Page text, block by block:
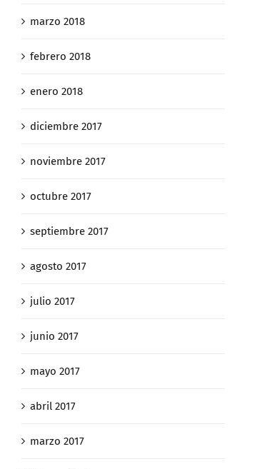
contribuyentes que quieren huir
marzo 2018
febrero 2018
enero 2018
diciembre 2017
noviembre 2017
octubre 2017
septiembre 2017
agosto 2017
julio 2017
junio 2017
mayo 2017
abril 2017
marzo 2017